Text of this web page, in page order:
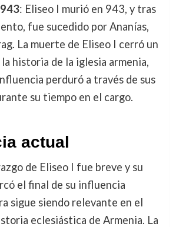
: Eliseo I murió en 943, y tras
fue sucedido por Ananías,
La muerte de Eliseo I cerró un
historia de la iglesia armenia,
perduró a través de sus
su tiempo en el cargo.
actual
de Eliseo I fue breve y su
el final de su influencia
sigue siendo relevante en el
eclesiástica de Armenia. La